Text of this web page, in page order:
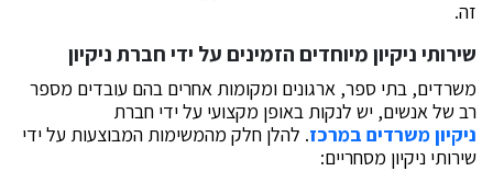
זה.
שירותי ניקיון מיוחדים הזמינים על ידי חברת ניקיון
משרדים, בתי ספר, ארגונים ומקומות אחרים בהם עובדים מספר
רב של אנשים, יש לנקות באופן מקצועי על ידי חברת
ניקיון משרדים במרכז. להלן חלק מהמשימות המבוצעות על ידי
שירותי ניקיון מסחריים: